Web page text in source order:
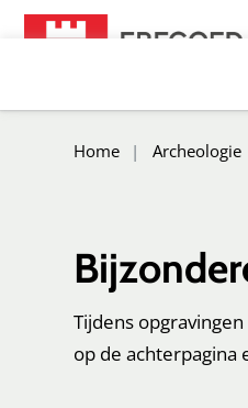
Spring
Erfgoed Alkmaar
Home Archeologie
Tijdens
op de achterpagina